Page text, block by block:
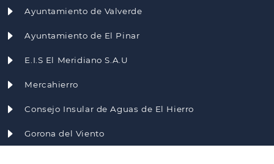
Ayuntamiento de Valverde
Ayuntamiento de El Pinar
E.I.S El Meridiano S.A.U
Mercahierro
Consejo Insular de Aguas de El Hierro
Gorona del Viento